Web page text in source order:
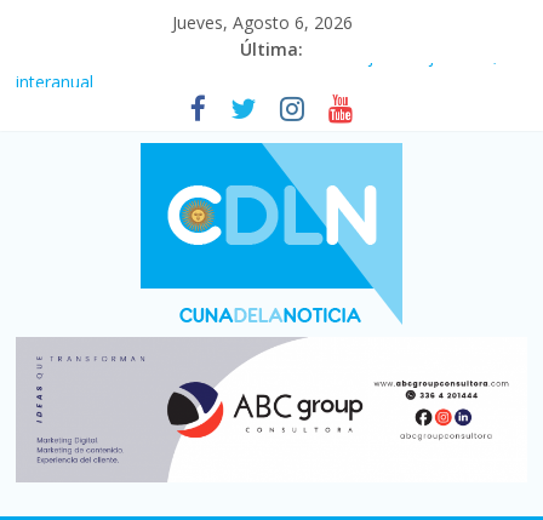
Jueves, Agosto 6, 2026
Última:
Fuerte caída de la venta de autos usados en julio: bajó un 12,6%
Central venció 1 a 0 al River de Coudet en el Monumental
La morosidad alcanzó su nivel más alto en dos décadas y ya
afecta a 400 mil deudores en Santa Fe
Desde que asumió Milei cerraron 41.000 kioscos: el sector
denuncia crisis como en 2001
Vacaciones de invierno con más movimiento y consumo
turístico: 4,6 millones de personas viajaron por el país, un 5,9%